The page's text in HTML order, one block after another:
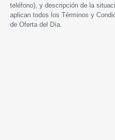
teléfono), y descripción de la
aplican todos los Términos y
de Oferta del Día.